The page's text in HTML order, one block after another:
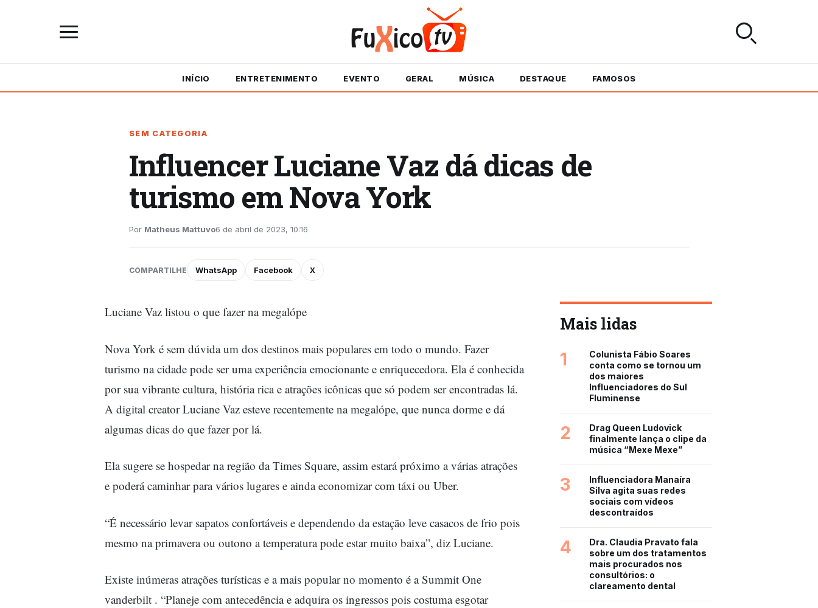
INÍCIO ENTRETENIMENTO EVENTO GERAL MÚSICA DESTAQUE FAMOSOS
SEM CATEGORIA
Influencer Luciane Vaz dá dicas de
turismo em Nova York
Por Matheus Mattuvo6 de abril de 2023, 10:16
COMPARTILHE WhatsApp Facebook X
Luciane Vaz listou o que fazer na megalópe
Nova York é sem dúvida um dos destinos mais populares em todo o mundo. Fazer
turismo na cidade pode ser uma experiência emocionante e enriquecedora. Ela é conhecida
por sua vibrante cultura, história rica e atrações icônicas que só podem ser encontradas lá.
A digital creator Luciane Vaz esteve recentemente na megalópe, que nunca dorme e dá
algumas dicas do que fazer por lá.
Ela sugere se hospedar na região da Times Square, assim estará próximo a várias atrações
e poderá caminhar para vários lugares e ainda economizar com táxi ou Uber.
“É necessário levar sapatos confortáveis e dependendo da estação leve casacos de frio pois
mesmo na primavera ou outono a temperatura pode estar muito baixa”, diz Luciane.
Existe inúmeras atrações turísticas e a mais popular no momento é a Summit One
vanderbilt . “Planeje com antecedência e adquira os ingressos pois costuma esgotar
Mais lidas
1
Colunista Fábio Soares
conta como se tornou um
dos maiores
Influenciadores do Sul
Fluminense
2
Drag Queen Ludovick
finalmente lança o clipe da
música “Mexe Mexe”
3
Influenciadora Manaíra
Silva agita suas redes
sociais com vídeos
descontraídos
4
Dra. Claudia Pravato fala
sobre um dos tratamentos
mais procurados nos
consultórios: o
clareamento dental